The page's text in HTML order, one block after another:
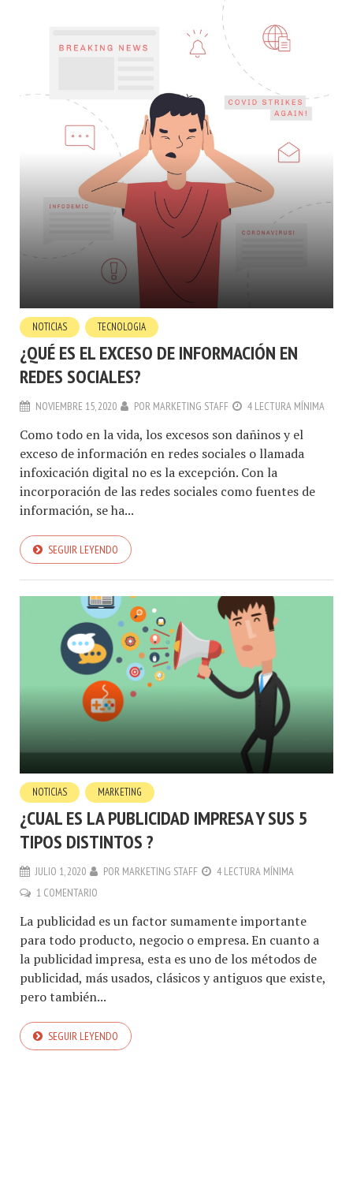
NOTICIAS TECNOLOGIA
¿QUÉ ES EL EXCESO DE INFORMACIÓN EN
REDES SOCIALES?
NOVIEMBRE 15, 2020 POR MARKETING STAFF 4 LECTURA MÍNIMA
Como todo en la vida, los excesos son dañinos y el
exceso de información en redes sociales o llamada
infoxicación digital no es la excepción. Con la
incorporación de las redes sociales como fuentes de
información, se ha...
SEGUIR LEYENDO
NOTICIAS MARKETING
¿CUAL ES LA PUBLICIDAD IMPRESA Y SUS 5
TIPOS DISTINTOS ?
JULIO 1, 2020 POR MARKETING STAFF
4 LECTURA MÍNIMA
1 COMENTARIO
La publicidad es un factor sumamente importante
para todo producto, negocio o empresa. En cuanto a
la publicidad impresa, esta es uno de los métodos de
publicidad, más usados, clásicos y antiguos que existe,
pero también...
SEGUIR LEYENDO